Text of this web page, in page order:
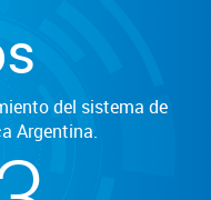
del sistema de
Argentina.